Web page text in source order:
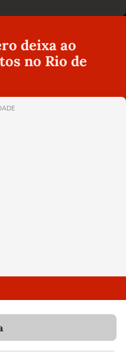
deixa ao
no Rio de